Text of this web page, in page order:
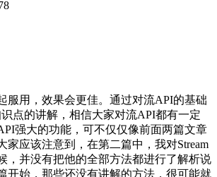
服用，效果会更佳。通过对流API的基础
点的讲解，相信大家对流API都有一定
强大的功能，可不仅仅像前面两篇文章
家应该注意到，在第二篇中，我对Stream
，并没有把他的全部方法都进行了解析说
开始，那些还没有讲解的方法，很可能就